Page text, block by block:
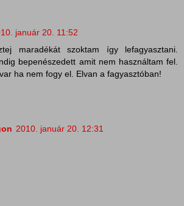
január 20. 11:52
maradékát szoktam így lefagyasztani.
bepenészedett amit nem használtam fel.
ha nem fogy el. Elvan a fagyasztóban!
2010. január 20. 12:31